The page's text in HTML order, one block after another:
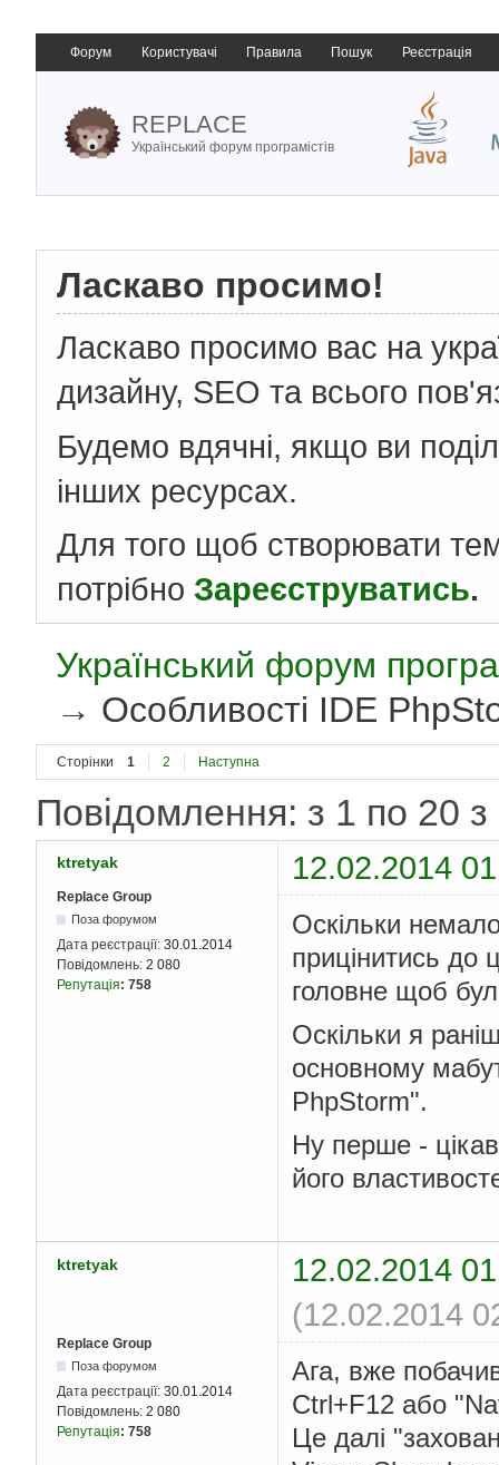
Форум Користувачі Правила Пошук Реєстрація
REPLACE
Український форум програмістів
Ласкаво просимо!
Ласкаво просимо вас на
дизайну, SEO та всього
Будемо вдячні, якщо ви
інших ресурсах.
Для того щоб створювати
потрібно Зареєструватись.
Український форум
→ Особливості IDE
Сторінки 1 2 Наступна
Повідомлення: з 1 по 20 з
ktretyak 12.02.2014
Replace Group
Поза форумом
Дата реєстрації: 30.01.2014
Повідомлень: 2 080
Репутація: 758
Оскільки
прицінитись до
головне щоб
Оскільки я
основному
PhpStorm".
Ну перше -
його
ktretyak
12.02.2014
(12.02.2014
Replace Group
Поза форумом
Дата реєстрації: 30.01.2014
Повідомлень: 2 080
Репутація: 758
Ага, вже
Ctrl+F12 або
Це далі